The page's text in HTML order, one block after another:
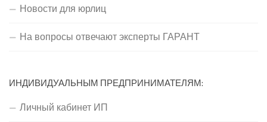
Новости для юрлиц
На вопросы отвечают эксперты ГАРАНТ
ИНДИВИДУАЛЬНЫМ ПРЕДПРИНИМАТЕЛЯМ:
Личный кабинет ИП